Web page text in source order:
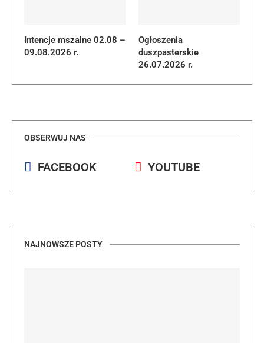
Intencje mszalne 02.08 –
09.08.2026 r.
Ogłoszenia
duszpasterskie
26.07.2026 r.
OBSERWUJ NAS
FACEBOOK YOUTUBE
NAJNOWSZE POSTY